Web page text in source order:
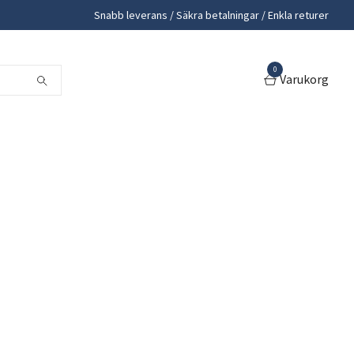
Snabb leverans / Säkra betalningar / Enkla returer
0
Varukorg